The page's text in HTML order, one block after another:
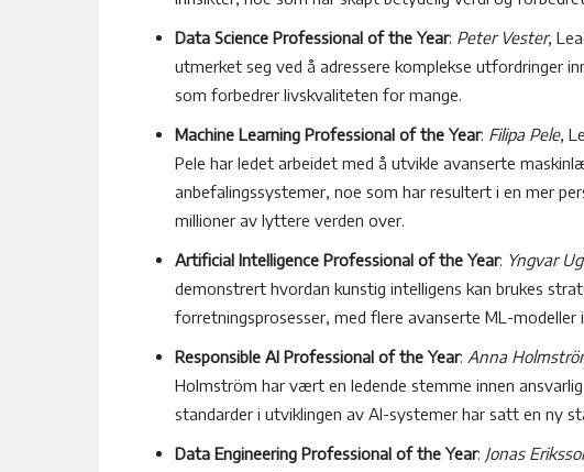
Data Science Professional of the Year: Peter Vester,
utmerket seg ved å adressere komplekse utfordringer
som forbedrer livskvaliteten for mange.
Machine Learning Professional of the Year: Filipa Pele,
Pele har ledet arbeidet med å utvikle avanserte
anbefalingssystemer, noe som har resultert i en mer
millioner av lyttere verden over.
Artificial Intelligence Professional of the Year: Yngvar
demonstrert hvordan kunstig intelligens kan brukes
forretningsprosesser, med flere avanserte ML-modeller
Responsible AI Professional of the Year: Anna
Holmström har vært en ledende stemme innen
standarder i utviklingen av AI-systemer har satt en ny
Data Engineering Professional of the Year: Jonas